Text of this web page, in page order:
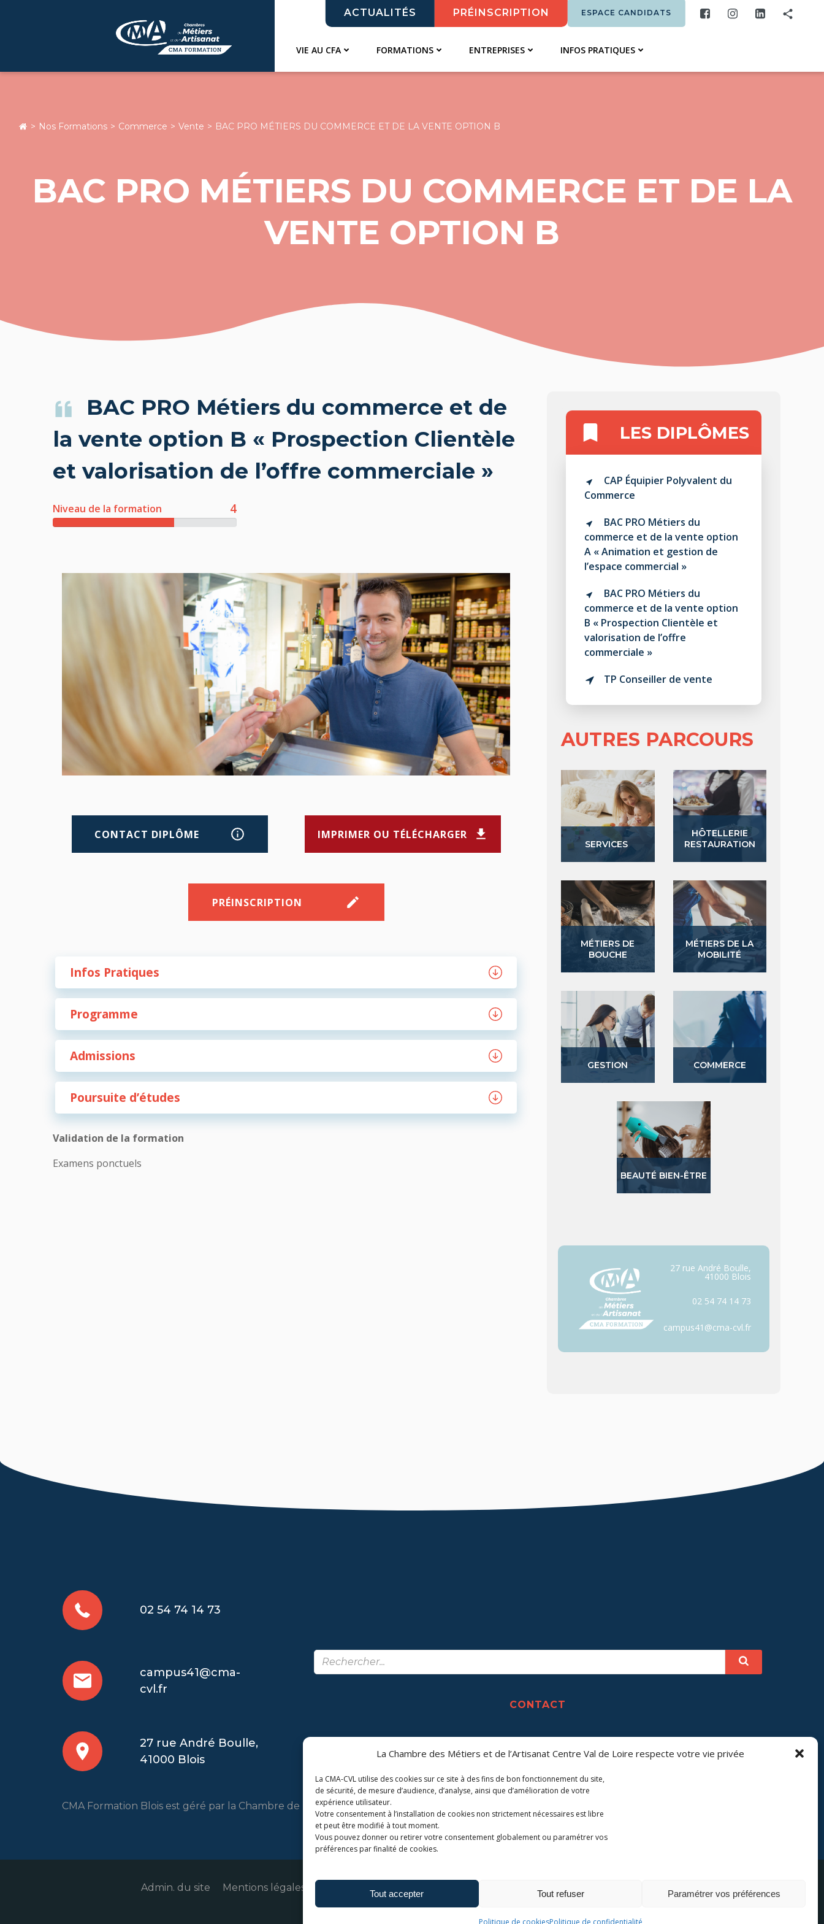
La Chambre des Métiers et de l’Artisanat Centre Val de Loire respecte votre vie privée
La CMA-CVL utilise des cookies sur ce site à des fins de bon fonctionnement du site,
de sécurité, de mesure d’audience, d’analyse, ainsi que d’amélioration de votre
expérience utilisateur.
Votre consentement à l’installation de cookies non strictement nécessaires est libre
et peut être modifié à tout moment.
Vous pouvez donner ou retirer votre consentement globalement ou paramétrer vos
préférences par finalité de cookies.
Tout accepter Tout refuser Paramétrer vos préférences
Politique de cookiesPolitique de confidentialité
ACTUALITÉS PRÉINSCRIPTION ESPACE CANDIDATS
VIE AU CFA FORMATIONS ENTREPRISES INFOS PRATIQUES
Nos Formations Commerce Vente BAC PRO MÉTIERS DU COMMERCE ET DE LA VENTE OPTION B
BAC PRO MÉTIERS DU COMMERCE ET DE LA
VENTE OPTION B
BAC PRO Métiers du commerce et de
la vente option B « Prospection Clientèle
et valorisation de l’offre commerciale »
Niveau de la formation 4
CONTACT DIPLÔME IMPRIMER OU TÉLÉCHARGER
PRÉINSCRIPTION
Infos Pratiques
Programme
Admissions
Poursuite d’études
Validation de la formation
Examens ponctuels
LES DIPLÔMES
CAP Équipier Polyvalent du
Commerce
BAC PRO Métiers du
commerce et de la vente option
A « Animation et gestion de
l’espace commercial »
BAC PRO Métiers du
commerce et de la vente option
B « Prospection Clientèle et
valorisation de l’offre
commerciale »
TP Conseiller de vente
AUTRES PARCOURS
SERVICES
HÔTELLERIE
RESTAURATION
MÉTIERS DE
BOUCHE
MÉTIERS DE LA
MOBILITÉ
GESTION COMMERCE
BEAUTÉ BIEN-ÊTRE
27 rue André Boulle,
41000 Blois
02 54 74 14 73
campus41@cma-cvl.fr
02 54 74 14 73
campus41@cma-
cvl.fr
27 rue André Boulle,
41000 Blois
CONTACT
CMA Formation Blois est géré par la Chambre de Métiers et de l'Artisanat Centre-Val de Loire.
Admin. du site Mentions légales Politique de confidentialité Politique de cookies